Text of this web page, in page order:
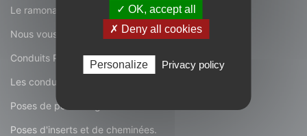
Le ramonage de vos conduits.
Nous vous proposons...
Conduits Poujoulats
Les conduits Poujoulat.
Poses de poêles à granulés
Poses d'inserts et de cheminées.
✓ OK, accept all
✗ Deny all cookies
Personalize Privacy policy